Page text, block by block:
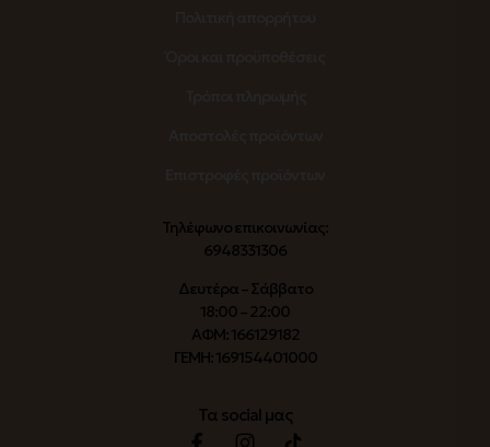
Τηλέφωνο επικοινωνίας:
6948331306
Δευτέρα – Σάββατο
18:00 – 22:00
ΑΦΜ: 166129182
ΓΕΜΗ: 169154401000
Τα social μας